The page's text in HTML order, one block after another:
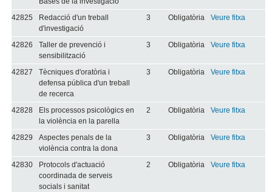
42825
Redacció d'un treball
d'investigació
3 Obligatòria Veure fitxa
42826
Taller de prevenció i
sensibilització
3 Obligatòria Veure fitxa
42827
Tècniques d'oratòria i
defensa pública d'un treball
de recerca
3 Obligatòria Veure fitxa
42828
Els processos psicològics en
la violència en la parella
2 Obligatòria Veure fitxa
42829
Aspectes penals de la
violència contra la dona
3 Obligatòria Veure fitxa
42830
Protocols d'actuació
coordinada de serveis
socials i sanitat
2 Obligatòria Veure fitxa